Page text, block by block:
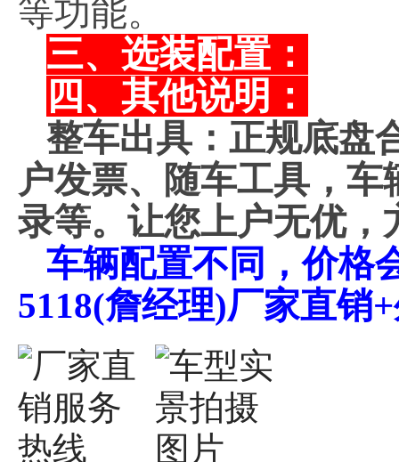
等功能。
三、选装配置：
四、其他说明：
整车出具：正规底盘
户发票、随车工具，
录等。让您上户无优，
车辆配置不同，价格
5118(詹经理)厂家直销